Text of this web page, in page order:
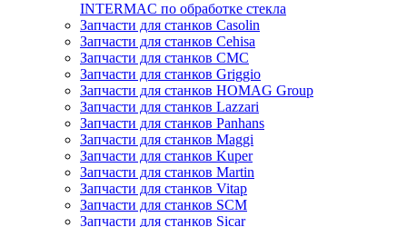
INTERMAC по обработке стекла
Запчасти для станков Casolin
Запчасти для станков Cehisa
Запчасти для станков CMC
Запчасти для станков Griggio
Запчасти для станков HOMAG Group
Запчасти для станков Lazzari
Запчасти для станков Panhans
Запчасти для станков Maggi
Запчасти для станков Kuper
Запчасти для станков Martin
Запчасти для станков Vitap
Запчасти для станков SCM
Запчасти для станков Sicar